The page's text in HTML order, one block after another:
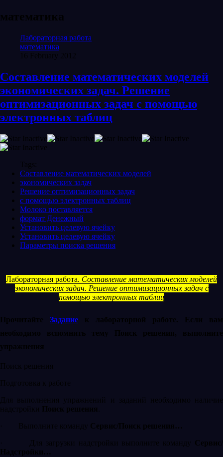
математика
Лабораторная работа
математика
16 February 2012
Составление математических моделей
экономических задач. Решение
оптимизационных задач с помощью
электронных таблиц
Tags:
Составление математических моделей
экономических задач
Решение оптимизационных задач
с помощью электронных таблиц
Молоко поставляется
формат Денежный
Установить целевую ячейку
Установить целевую ячейку
Параметры поиска решения
Лабораторная работа. Составление математических моделей
экономических задач. Решение оптимизационных задач с
помощью электронных таблиц
Прочитайте Задание к лабораторной работе. Если вам
необходимо вспомнить тему Поиск решения, выполните
упражнения
Поиск решения
Подготовка к работе
Для выполнения упражнений и заданий необходимо наличие
надстройки Поиск решения
·
Выполните команду Сервис/Поиск решения…
·
Для загрузки надстройки выполните команду Сервис/
Надстройки…